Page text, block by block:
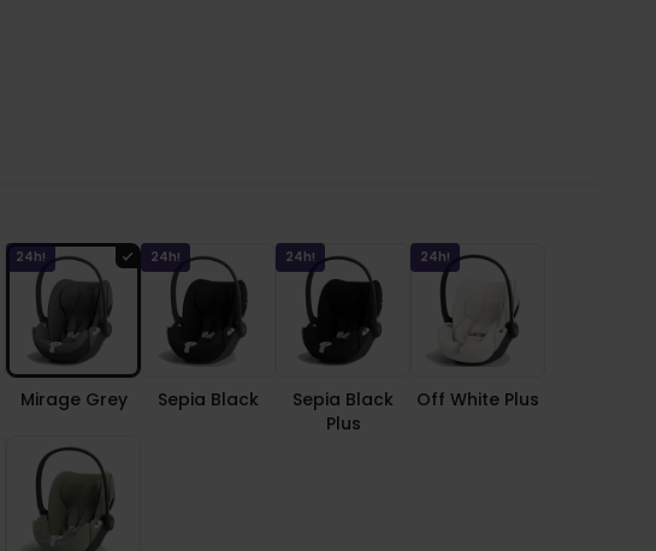
24h!
Mirage Grey
24h!
Sepia Black
24h!
Sepia Black
Plus
24h!
Off White Plus